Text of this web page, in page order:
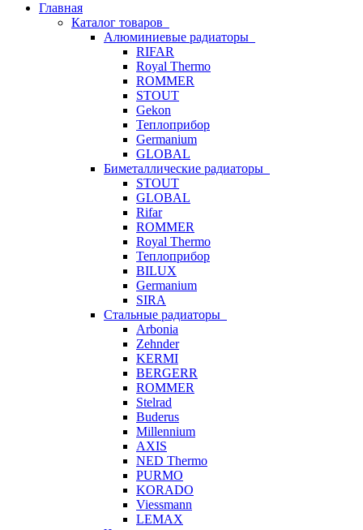
Главная
Каталог товаров
Алюминиевые радиаторы
RIFAR
Royal Thermo
ROMMER
STOUT
Gekon
Теплоприбор
Germanium
GLOBAL
Биметаллические радиаторы
STOUT
GLOBAL
Rifar
ROMMER
Royal Thermo
Теплоприбор
BILUX
Germanium
SIRA
Стальные радиаторы
Arbonia
Zehnder
KERMI
BERGERR
ROMMER
Stelrad
Buderus
Millennium
AXIS
NED Thermo
PURMO
KORADO
Viessmann
LEMAX